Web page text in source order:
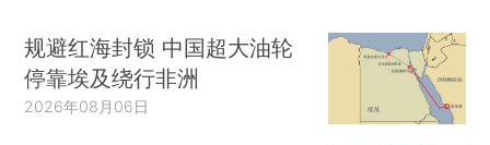
规避红海封锁 中国超大油轮
停靠埃及绕行非洲
2026年08月06日